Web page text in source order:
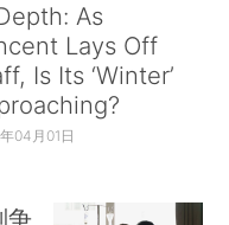
As
Lays Off
Is Its ‘Winter’
04月01日
争